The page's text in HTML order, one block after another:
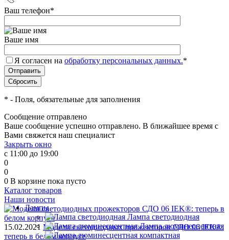
Ваш телефон*
Ваше имя
Я согласен на обработку персональных данных.*
* - Поля, обязательные для заполнения
Сообщение отправлено
Ваше сообщение успешно отправлено. В ближайшее время с
Вами свяжется наш специалист
Закрыть окно
с 11:00 до 19:00
0
0
0 В корзине пока пусто
Каталог товаров
Лампы
Лампа светодиодная
Лампа люминесцентная
Наши новости
15.02.2021 Модели светодиодных прожекторов СДО 06 IEK®:
теперь в белом корпусе